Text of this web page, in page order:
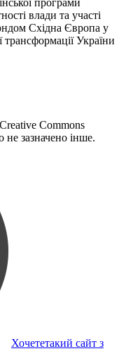
програми
влади та участі
Східна Європа у
трансформації України
Commons
зазначено інше.
Хочететакий сайт з